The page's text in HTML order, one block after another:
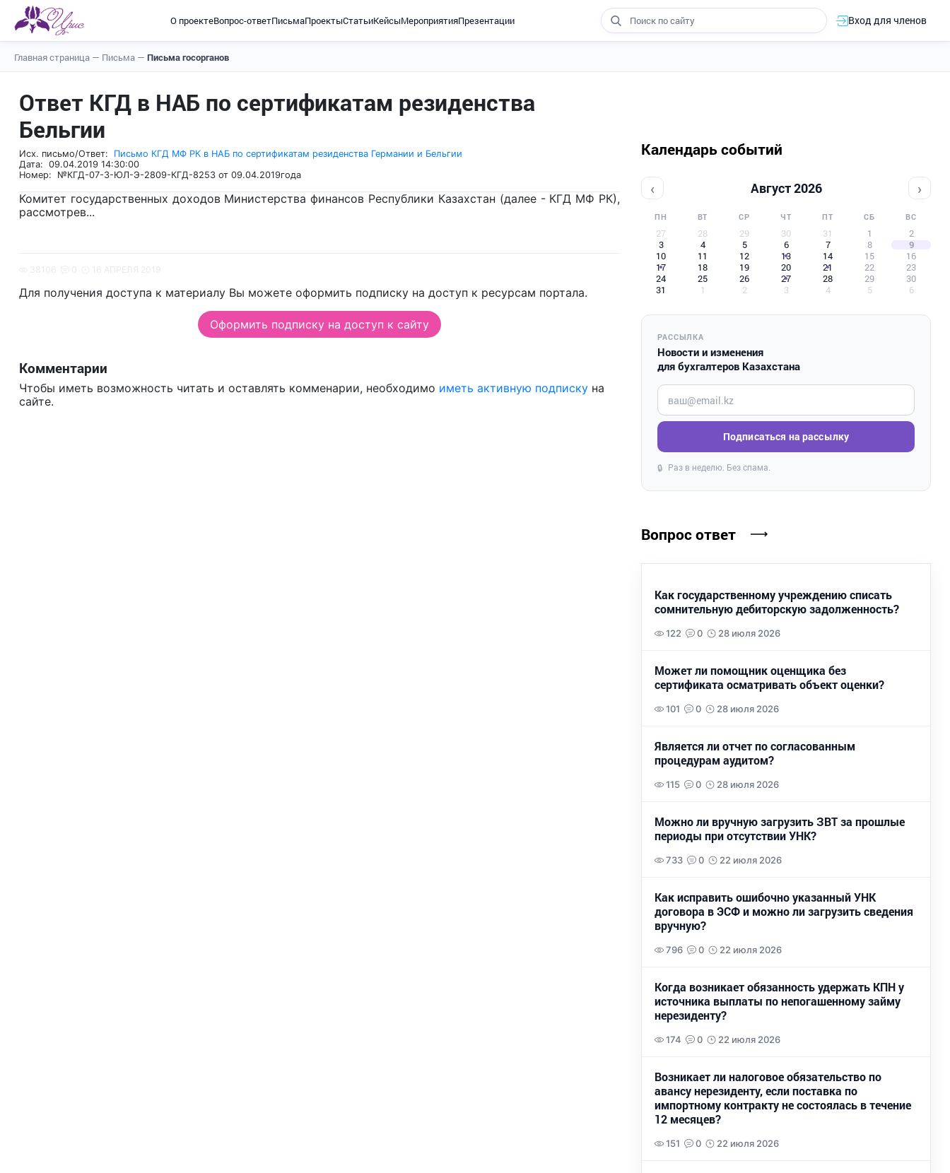
О проектеВопрос-ответПисьмаПроектыСтатьиКейсыМероприятияПрезентации Вход для членов
Главная страница — Письма — Письма госорганов
Ответ КГД в НАБ по сертификатам резиденства
Бельгии
Исх. письмо/Ответ: Письмо КГД МФ РК в НАБ по сертификатам резиденства Германии и Бельгии
Дата: 09.04.2019 14:30:00
Номер: №КГД-07-3-ЮЛ-Э-2809-КГД-8253 от 09.04.2019года
Комитет государственных доходов Министерства финансов Республики Казахстан (далее - КГД МФ РК),
рассмотрев...
Для получения доступа к материалу Вы можете оформить подписку на доступ к ресурсам портала.
Оформить подписку на доступ к сайту
Комментарии
Чтобы иметь возможность читать и оставлять комменарии, необходимо иметь активную подписку на
сайте.
Календарь событий
‹ Август 2026 ›
ПН ВТ СР ЧТ ПТ СБ ВС
27 28 29 30 31 1
2
3
4 5 6 7 8
9
10
11 12 13 14 15
16
17
18 19 20 21 22
23
24
25 26 27 28 29
30
31
1 2 3 4 5 6
РАССЫЛКА
Новости и изменения
для бухгалтеров Казахстана
Введите ваш e-mail
Подписаться на рассылку
🔒 Раз в неделю. Без спама.
Вопрос ответ
Как государственному учреждению списать
сомнительную дебиторскую задолженность?
122 0 28 июля 2026
Может ли помощник оценщика без
сертификата осматривать объект оценки?
101 0 28 июля 2026
Является ли отчет по согласованным
процедурам аудитом?
115 0 28 июля 2026
Можно ли вручную загрузить ЗВТ за прошлые
периоды при отсутствии УНК?
733 0 22 июля 2026
Как исправить ошибочно указанный УНК
договора в ЭСФ и можно ли загрузить сведения
вручную?
796 0 22 июля 2026
Когда возникает обязанность удержать КПН у
источника выплаты по непогашенному займу
нерезиденту?
174 0 22 июля 2026
Возникает ли налоговое обязательство по
авансу нерезиденту, если поставка по
импортному контракту не состоялась в течение
12 месяцев?
151 0 22 июля 2026